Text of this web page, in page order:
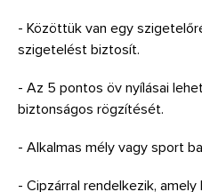
- Közöttük van egy
szigetelést biztosít.
- Az 5 pontos öv nyílásai
biztonságos rögzítését.
- Alkalmas mély vagy sport
- Cipzárral rendelkezik,